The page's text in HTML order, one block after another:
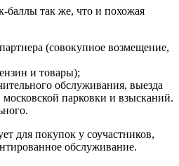
баллы так же, что и похожая
(совокупное возмещение,
и товары);
обслуживания, выезда
парковки и взысканий.
для покупок у соучастников,
обслуживание.